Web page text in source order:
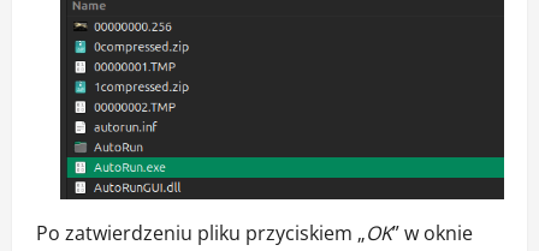
Po zatwierdzeniu pliku przyciskiem „OK” w oknie